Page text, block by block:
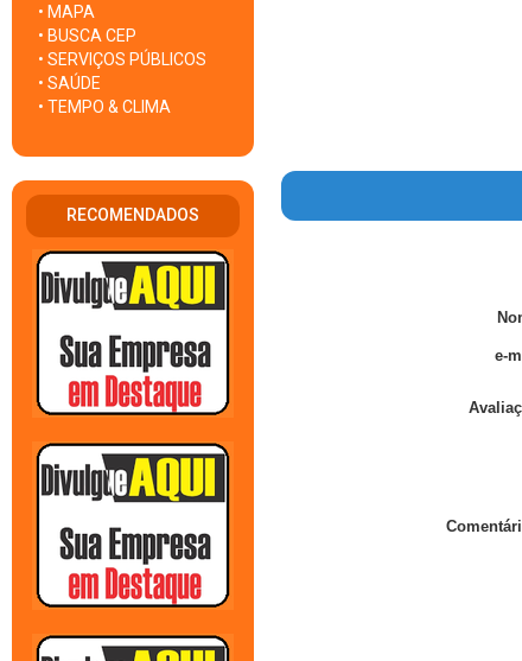
• MAPA
• BUSCA CEP
• SERVIÇOS PÚBLICOS
• SAÚDE
• TEMPO & CLIMA
RECOMENDADOS
e-